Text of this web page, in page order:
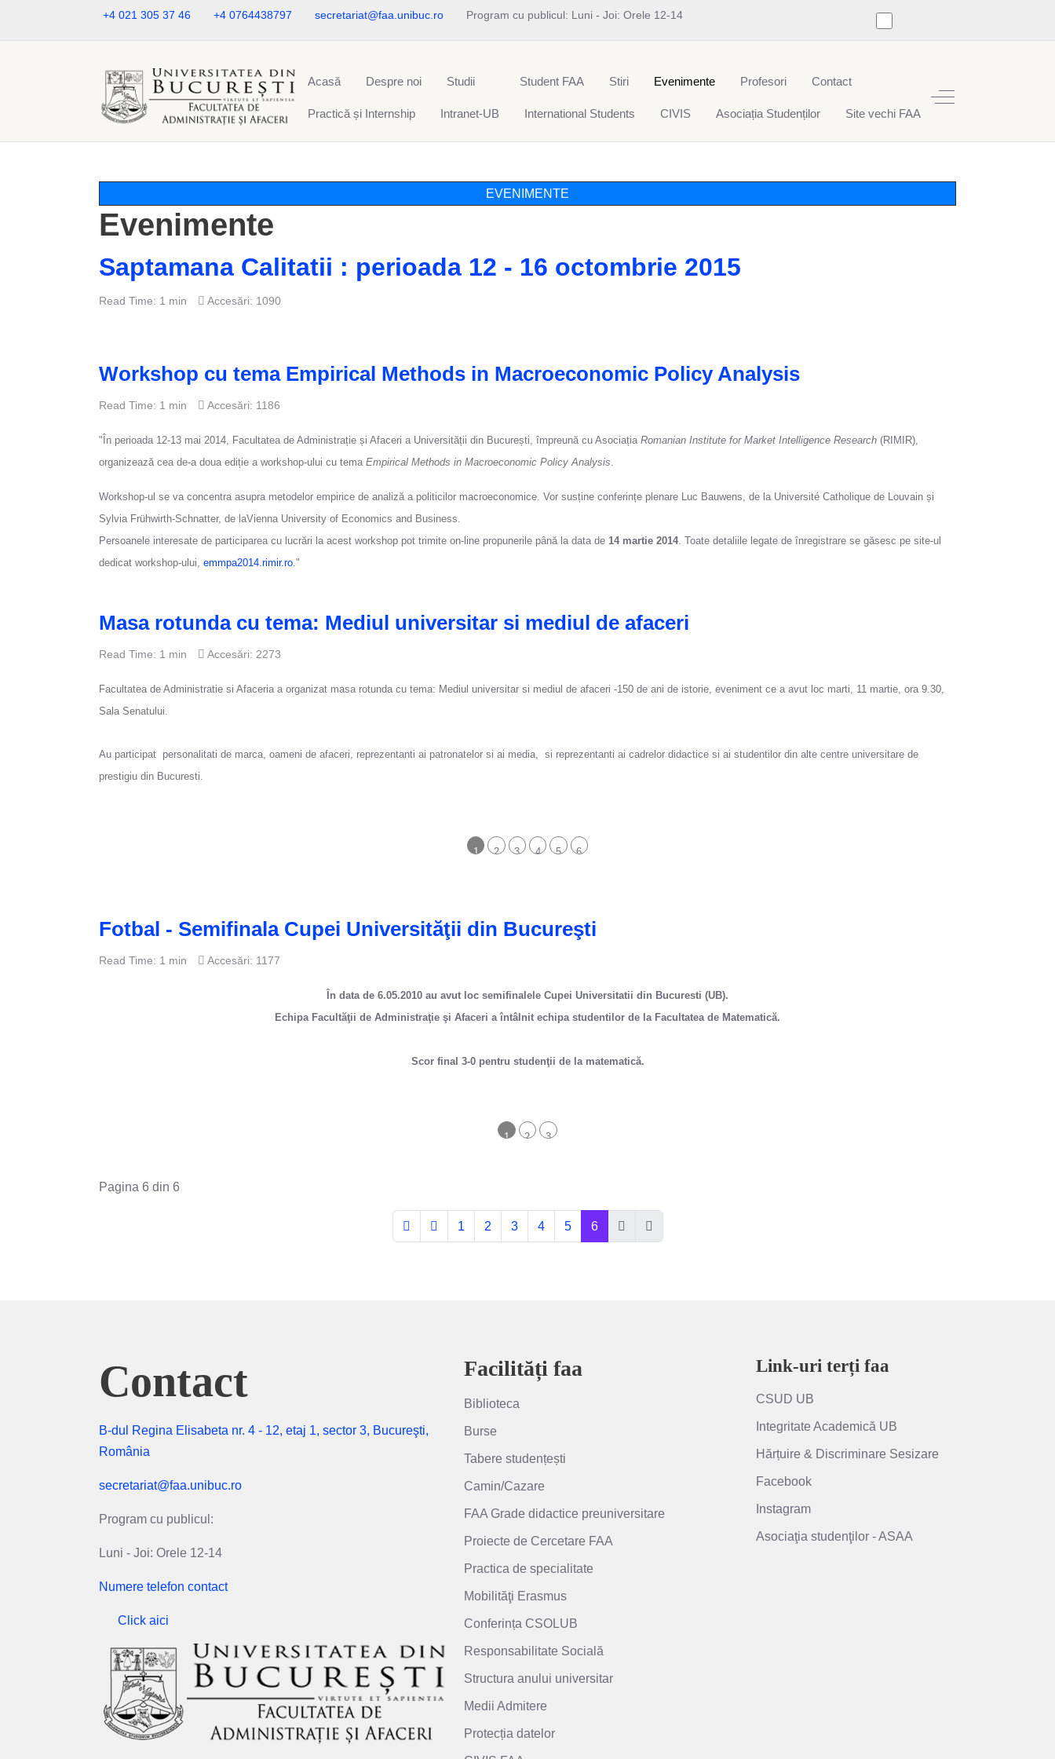
+4 021 305 37 46 +4 0764438797 secretariat@faa.unibuc.ro Program cu publicul: Luni - Joi: Orele 12-14
Acasă Despre noi Studii Student FAA Stiri Evenimente Profesori Contact
Practică și Internship Intranet-UB International Students CIVIS Asociația Studenților Site vechi FAA
Off-Canvas Toggle
EVENIMENTE
Evenimente
Saptamana Calitatii : perioada 12 - 16 octombrie 2015
Read Time: 1 min Accesări: 1090
Workshop cu tema Empirical Methods in Macroeconomic Policy Analysis
Read Time: 1 min Accesări: 1186
"În perioada 12-13 mai 2014, Facultatea de Administrație și Afaceri a Universității din București, împreună cu Asociația Romanian Institute for Market Intelligence Research (RIMIR),
organizează cea de-a doua ediție a workshop-ului cu tema Empirical Methods in Macroeconomic Policy Analysis.
Workshop-ul se va concentra asupra metodelor empirice de analiză a politicilor macroeconomice. Vor susține conferințe plenare Luc Bauwens, de la Université Catholique de Louvain și
Sylvia Frühwirth-Schnatter, de laVienna University of Economics and Business.
Persoanele interesate de participarea cu lucrări la acest workshop pot trimite on-line propunerile până la data de 14 martie 2014. Toate detaliile legate de înregistrare se găsesc pe site-ul
dedicat workshop-ului, emmpa2014.rimir.ro."
Masa rotunda cu tema: Mediul universitar si mediul de afaceri
Read Time: 1 min Accesări: 2273
Facultatea de Administratie si Afaceria a organizat masa rotunda cu tema: Mediul universitar si mediul de afaceri -150 de ani de istorie, eveniment ce a avut loc marti, 11 martie, ora 9.30,
Sala Senatului.
Au participat personalitati de marca, oameni de afaceri, reprezentanti ai patronatelor si ai media, si reprezentanti ai cadrelor didactice si ai studentilor din alte centre universitare de
prestigiu din Bucuresti.
1 2 3 4 5 6
Fotbal - Semifinala Cupei Universităţii din Bucureşti
Read Time: 1 min Accesări: 1177
În data de 6.05.2010 au avut loc semifinalele Cupei Universitatii din Bucuresti (UB).
Echipa Facultăţii de Administraţie şi Afaceri a întâlnit echipa studentilor de la Facultatea de Matematică.
Scor final 3-0 pentru studenţii de la matematică.
1 2 3
Pagina 6 din 6
1 2 3 4 5 6
Contact
B-dul Regina Elisabeta nr. 4 - 12, etaj 1, sector 3, Bucureşti,
România
secretariat@faa.unibuc.ro
Program cu publicul:
Luni - Joi: Orele 12-14
Numere telefon contact
Click aici
Facilități faa
Biblioteca
Burse
Tabere studențești
Camin/Cazare
FAA Grade didactice preuniversitare
Proiecte de Cercetare FAA
Practica de specialitate
Mobilităţi Erasmus
Conferința CSOLUB
Responsabilitate Socială
Structura anului universitar
Medii Admitere
Protecția datelor
Link-uri terți faa
CSUD UB
Integritate Academică UB
Hărțuire & Discriminare Sesizare
Facebook
Instagram
Asociaţia studenţilor - ASAA